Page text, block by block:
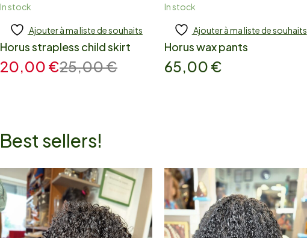
In stock
Add to cart
Ajouter à ma liste de souhaits
Horus strapless child skirt
25,00€
20,00 €
In stock
Ajouter
Ajouter à ma liste de souhaits
Horus wax pants
65,00 €
Best sellers!